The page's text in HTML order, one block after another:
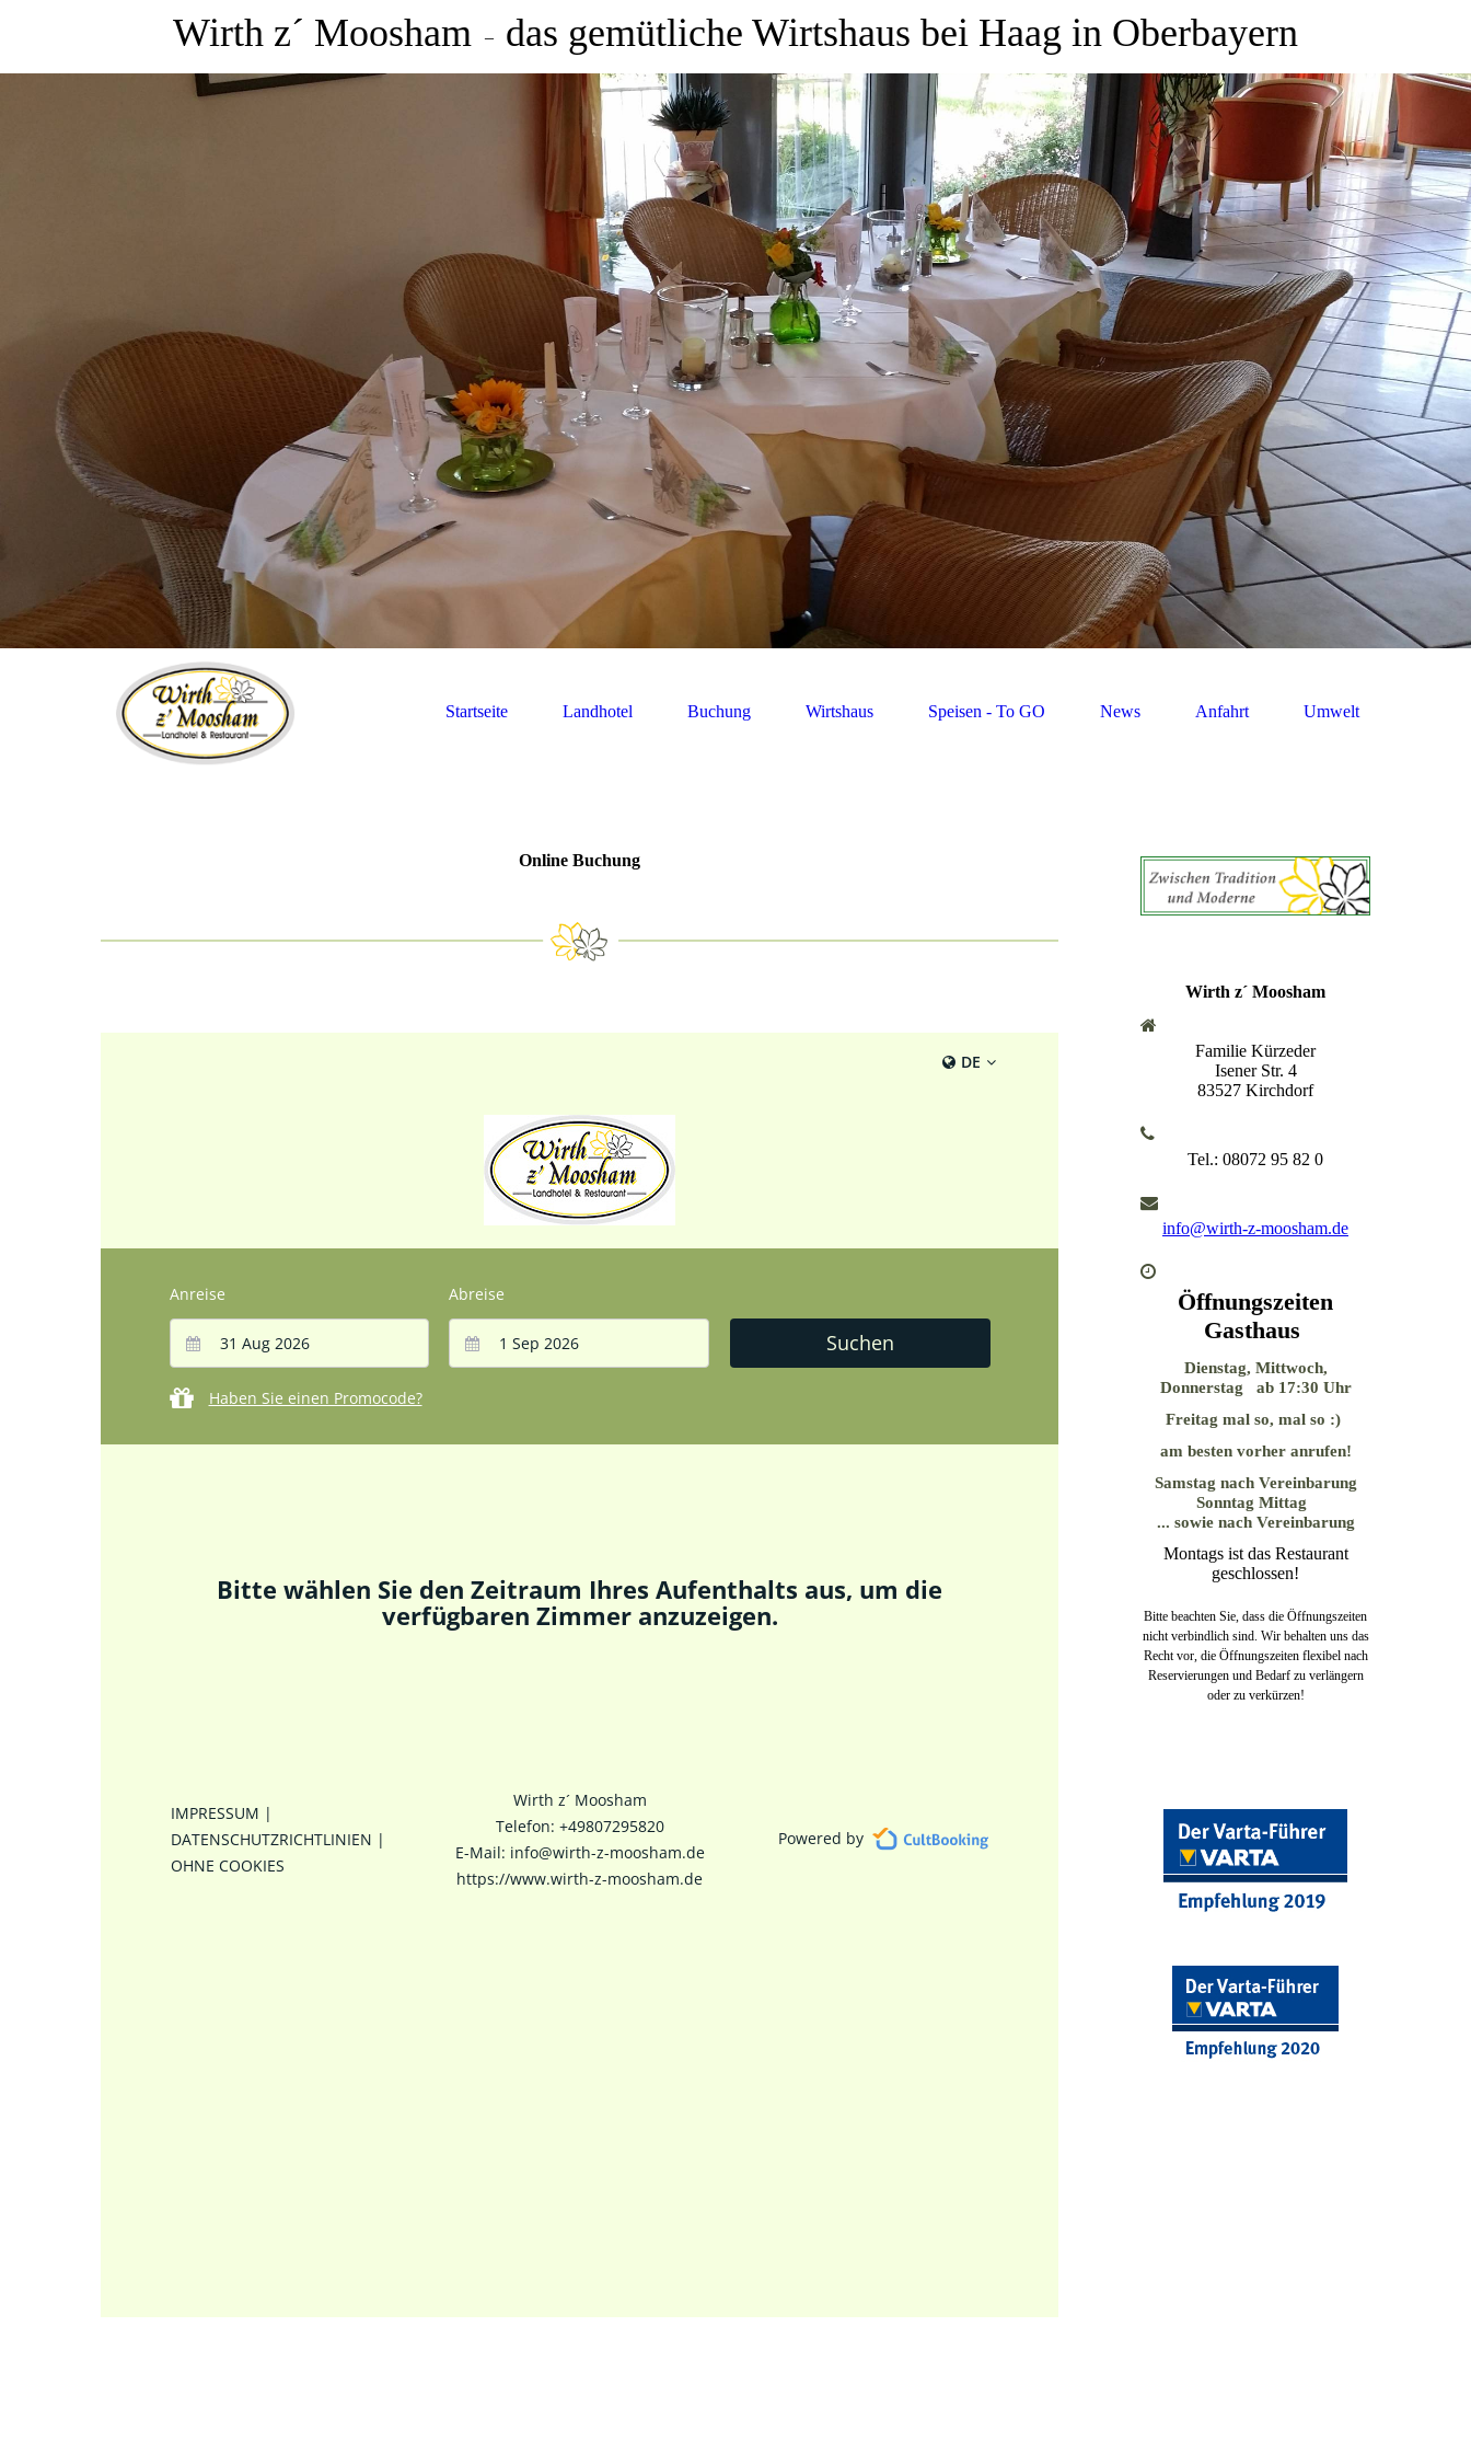
Wirth z´ Moosham – das gemütliche Wirtshaus bei Haag in Oberbayern
Startseite Landhotel Buchung Wirtshaus Speisen - To GO News Anfahrt Umwelt
Online Buchung
Wirth z´ Moosham
Familie Kürzeder
Isener Str. 4
83527 Kirchdorf
Tel.: 08072 95 82 0
info@wirth-z-moosham.de
Öffnungszeiten
Gasthaus
Dienstag, Mittwoch,
Donnerstag ab 17:30 Uhr
Freitag mal so, mal so :)
am besten vorher anrufen!
Samstag nach Vereinbarung
Sonntag Mittag
... sowie nach Vereinbarung
Montags ist das Restaurant
geschlossen!
Bitte beachten Sie, dass die Öffnungszeiten
nicht verbindlich sind. Wir behalten uns das
Recht vor, die Öffnungszeiten flexibel nach
Reservierungen und Bedarf zu verlängern
oder zu verkürzen!